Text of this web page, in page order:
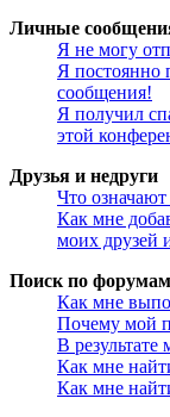
Личные
Я не могу
Я постоянно
сообщения!
Я получил
этой
Друзья и недруги
Что
Как мне
моих друзей
Поиск по форумам
Как мне
Почему мой
В
Как мне
Как мне